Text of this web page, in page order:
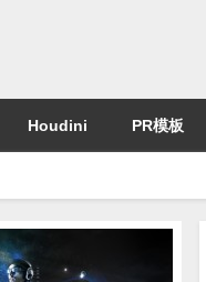
Houdini PR模板